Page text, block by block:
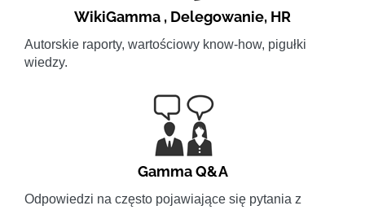
WikiGamma , Delegowanie, HR
Autorskie raporty, wartościowy know-how, pigułki
wiedzy.
Gamma Q&A
Odpowiedzi na często pojawiające się pytania z